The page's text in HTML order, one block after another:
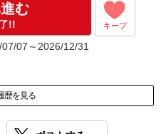
む
!! キープ
07～2026/12/31
歴を見る